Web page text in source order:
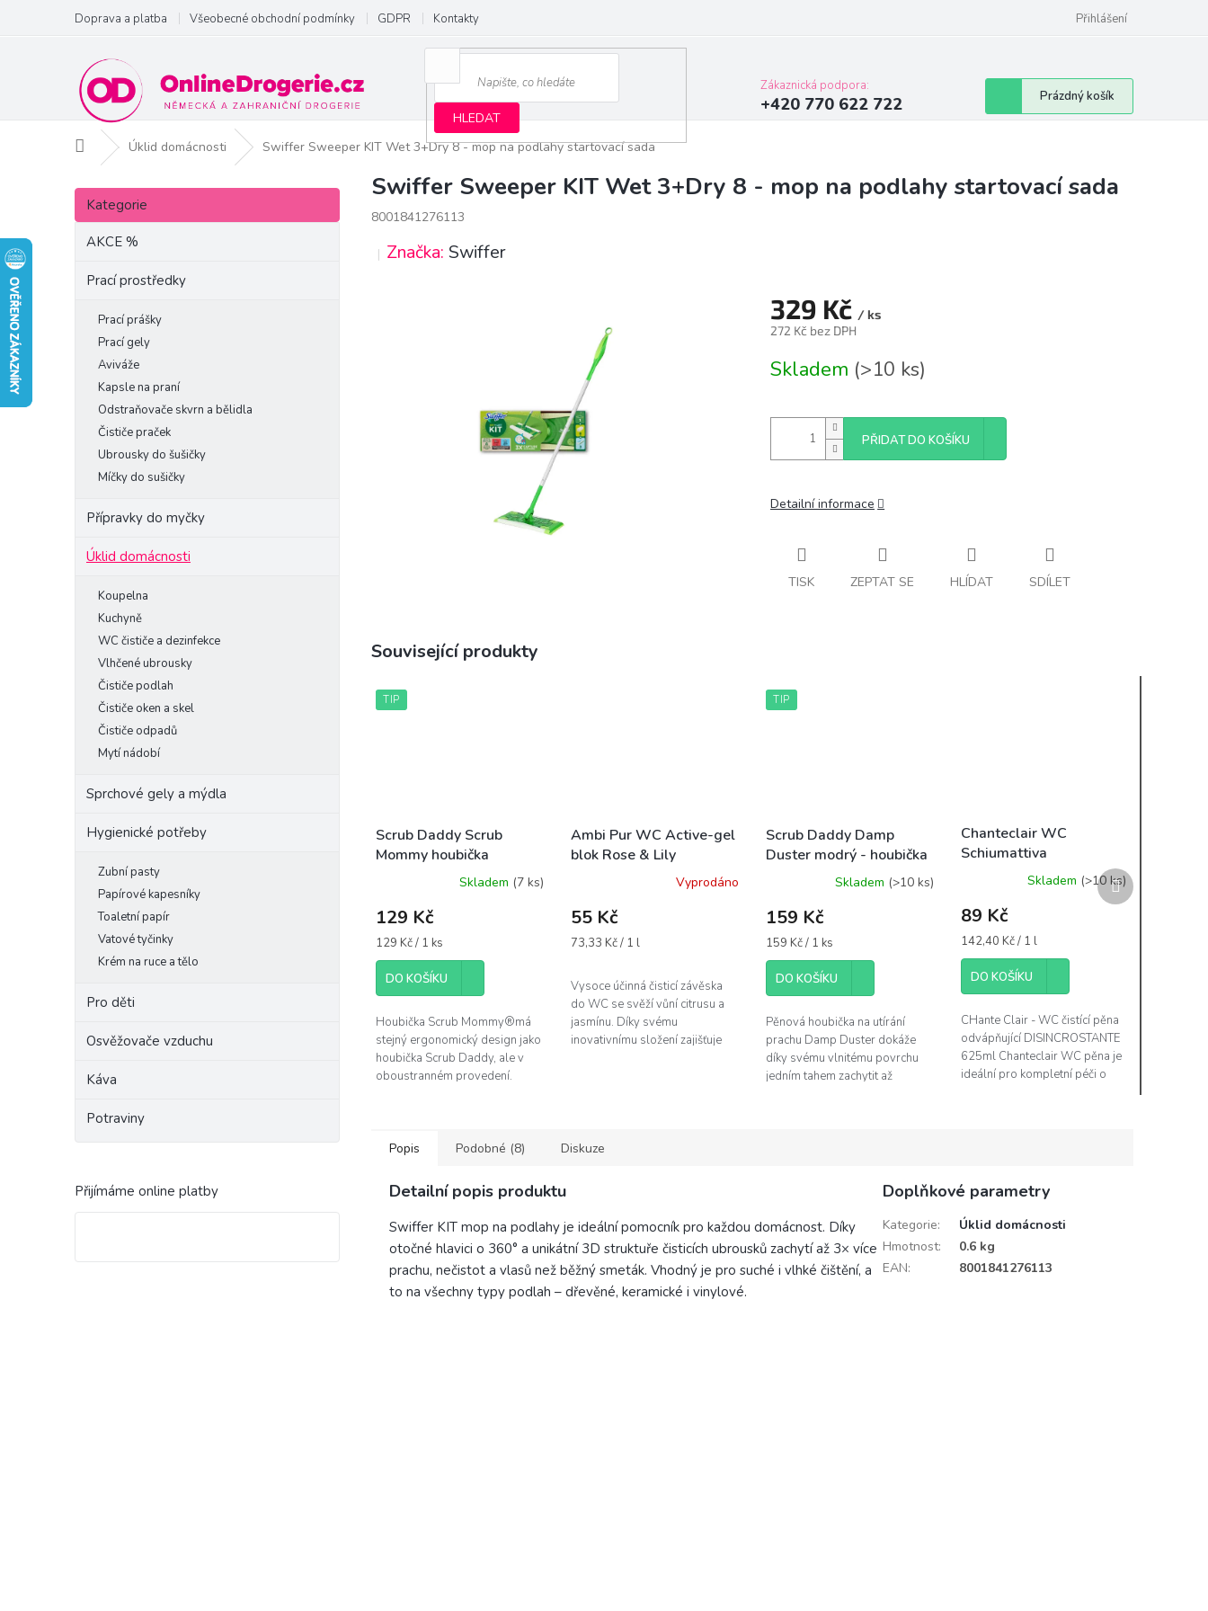
obsah
Doprava a platba Všeobecné obchodní podmínky GDPR Kontakty Přihlášení
HLEDAT
Zákaznická podpora:
+420 770 622 722
Nákupní
košík
Prázdný košík
Domů Úklid domácnosti Swiffer Sweeper KIT Wet 3+Dry 8 - mop na podlahy startovací sada
P
s
Přeskočit
kategorie
Kategorie
AKCE %
Prací prostředky
Prací prášky
Prací gely
Aviváže
Kapsle na praní
Odstraňovače skvrn a bělidla
Čističe praček
Ubrousky do šušičky
Míčky do sušičky
Přípravky do myčky
Úklid domácnosti
Koupelna
Kuchyně
WC čističe a dezinfekce
Vlhčené ubrousky
Čističe podlah
Čističe oken a skel
Čističe odpadů
Mytí nádobí
Sprchové gely a mýdla
Hygienické potřeby
Zubní pasty
Papírové kapesníky
Toaletní papír
Vatové tyčinky
Krém na ruce a tělo
Pro děti
Osvěžovače vzduchu
Káva
Potraviny
Přijímáme online platby
Swiffer Sweeper KIT Wet 3+Dry 8 - mop na podlahy startovací sada
8001841276113
Značka: Swiffer
329 Kč / ks
272 Kč bez DPH
cena:
Skladem (>10 ks)
PŘIDAT DO KOŠÍKU
Detailní informace
TISK ZEPTAT SE HLÍDAT SDÍLET
Související produkty
TIP
Scrub Daddy Scrub
Mommy houbička
Skladem (7 ks)
129 Kč
Měrná
cena:
129 Kč / 1 ks
DO KOŠÍKU
Houbička Scrub Mommy®má
stejný ergonomický design jako
houbička Scrub Daddy, ale v
oboustranném provedení.
Ambi Pur WC Active-gel
blok Rose & Lily
Vyprodáno
55 Kč
Měrná
73,33 Kč / 1 l
Vysoce účinná čisticí závěska
do WC se svěží vůní citrusu a
jasmínu. Díky svému
inovativnímu složení zajišťuje
TIP
Scrub Daddy Damp
Duster modrý - houbička
na utírání prachu
Skladem (>10 ks)
159 Kč
Měrná
cena:
159 Kč / 1 ks
DO KOŠÍKU
Pěnová houbička na utírání
prachu Damp Duster dokáže
díky svému vlnitému povrchu
jedním tahem zachytit až
Chanteclair WC
Schiumattiva
Disincrostante 625ml -
Skladem (>10 ks)
89 Kč
Měrná
cena:
142,40 Kč / 1 l
DO KOŠÍKU
CHante Clair - WC čistící pěna
odvápňující DISINCROSTANTE
625ml Chanteclair WC pěna je
ideální pro kompletní péči o
Další
produkt
Popis Podobné (8) Diskuze
Detailní popis produktu
Swiffer KIT mop na podlahy je ideální pomocník pro každou domácnost. Díky
otočné hlavici o 360° a unikátní 3D struktuře čisticích ubrousků zachytí až 3× více
prachu, nečistot a vlasů než běžný smeták. Vhodný je pro suché i vlhké čištění, a
to na všechny typy podlah – dřevěné, keramické i vinylové.
Doplňkové parametry
Kategorie:
Úklid domácnosti
Hmotnost:
0.6 kg
EAN: 8001841276113